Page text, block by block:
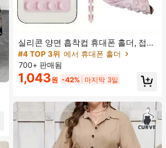
실리콘 양면 흡착컵 휴대폰 홀더, 접착
제 없는 28개의 독립 흡착컵, 재사용
가능한 양면 그립 [사용 전 단단히 눌
러 탈착 방지], 메이크업, 피트니스, 샤
워, 자동차 및 주방에 적합, 세척이 쉽
재사용 가능한 휴대폰 액세서리
#4 TOP 3위 에서 휴대폰 홀더
700+ 판매됨
1,043원 -42% 마지막 3일